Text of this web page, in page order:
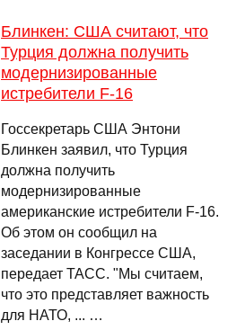
Блинкен: США считают, что
Турция должна получить
модернизированные
истребители F-16
Госсекретарь США Энтони
Блинкен заявил, что Турция
должна получить
модернизированные
американские истребители F-16.
Об этом он сообщил на
заседании в Конгрессе США,
передает ТАСС. "Мы считаем,
что это представляет важность
для НАТО, ... …